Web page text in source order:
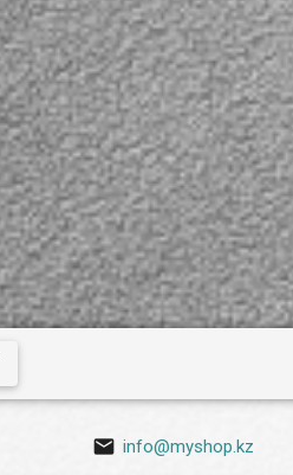
 info@myshop.kz